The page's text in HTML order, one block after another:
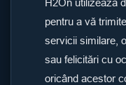
H2On utilizează
pentru a vă
servicii similare,
sau felicitări cu
oricând acestor